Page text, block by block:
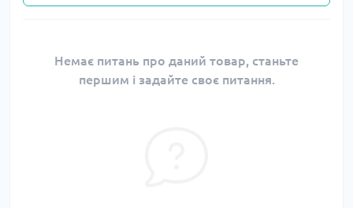
Немає питань про даний товар, станьте
першим і задайте своє питання.